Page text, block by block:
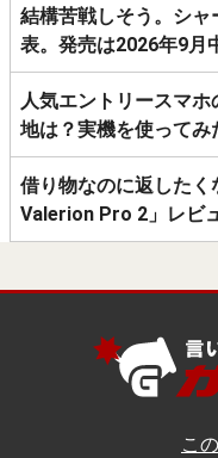
結構苦戦しそう。シ
表。発売は2026年9月
人気エントリースマ
地は？実機を使ってみ
借り物なのに返した
Valerion Pro 2」レビ
こ